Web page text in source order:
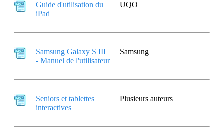
Guide d'utilisation du
iPad
UQO
Samsung Galaxy S III
- Manuel de l'utilisateur
Samsung
Seniors et tablettes
interactives
Plusieurs auteurs